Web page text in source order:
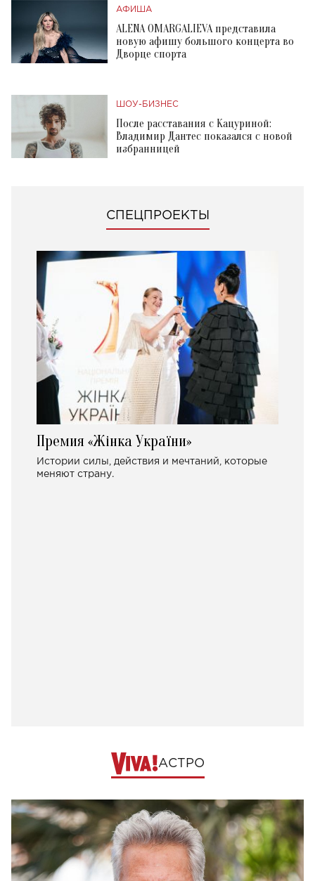
АФИША
ALENA OMARGALIEVA представила
новую афишу большого концерта во
Дворце спорта
ШОУ-БИЗНЕС
После расставания с Кацуриной:
Владимир Дантес показался с новой
избранницей
СПЕЦПРОЕКТЫ
Премия «Жінка України»
Истории силы, действия и мечтаний, которые
меняют страну.
АСТРО